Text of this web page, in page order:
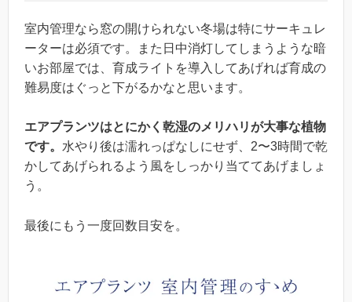
室内管理なら窓の開けられない冬場は特にサーキュレ
ーターは必須です。また日中消灯してしまうような暗
いお部屋では、育成ライトを導入してあげれば育成の
難易度はぐっと下がるかなと思います。
エアプランツはとにかく乾湿のメリハリが大事な植物
です。 水やり後は濡れっぱなしにせず、2〜3時間で乾
かしてあげられるよう風をしっかり当ててあげましょ
う。
最後にもう一度回数目安を。